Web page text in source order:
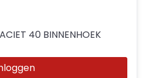
40 BINNENHOEK